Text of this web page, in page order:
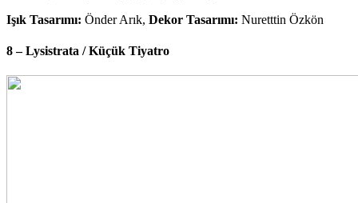
Işık Tasarımı: Önder Arık, Dekor Tasarımı: Nuretttin Özkön
8 – Lysistrata / Küçük Tiyatro